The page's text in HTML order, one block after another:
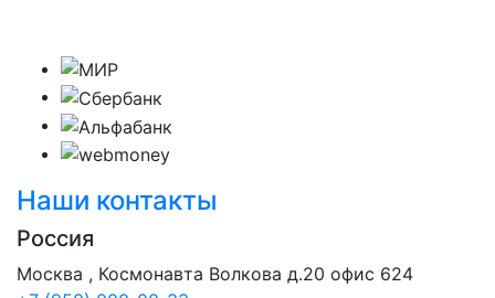
Наши контакты
Россия
Москва , Космонавта Волкова д.20 офис 624